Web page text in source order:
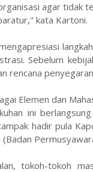
agar tidak
kata Kartoni.
Sebelum
rencana
Elemen dan
ini
hadir pula
(Badan
tokoh-tokoh